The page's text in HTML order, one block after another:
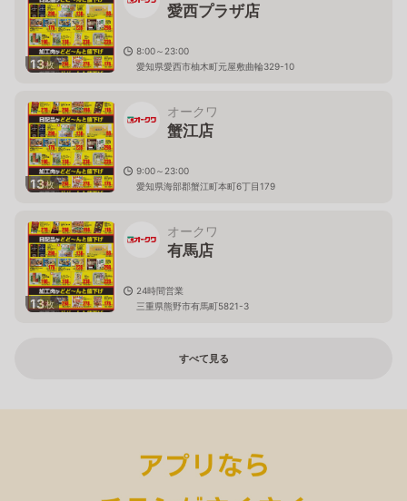
13枚
愛西プラザ店
8:00～23:00
愛知県愛西市柚木町元屋敷曲輪329-10
13枚
オークワ
蟹江店
9:00～23:00
愛知県海部郡蟹江町本町6丁目179
13枚
オークワ
有馬店
24時間営業
三重県熊野市有馬町5821-3
すべて見る